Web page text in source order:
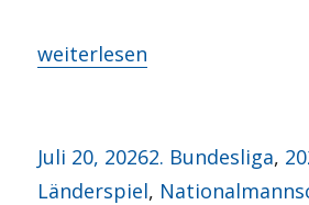
„Woche der Wahrheit“
weiterlesen
Veröffentlicht
am
Juli 20, 2026Kategorien
2. Bundesliga,
Länderspiel,